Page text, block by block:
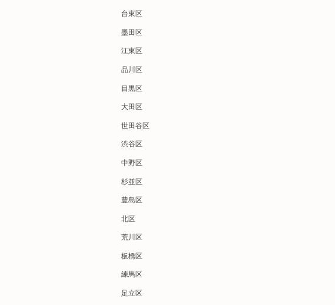
台東区
墨田区
江東区
品川区
目黒区
大田区
世田谷区
渋谷区
中野区
杉並区
豊島区
北区
荒川区
板橋区
練馬区
足立区